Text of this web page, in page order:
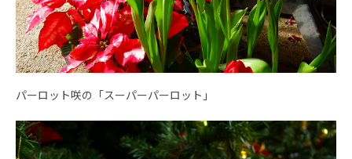
パーロット咲の「スーパーパーロット」